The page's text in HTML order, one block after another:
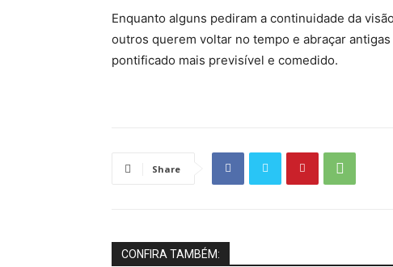
Enquanto alguns pediram a continuidade da
outros querem voltar no tempo e abraçar
pontificado mais previsível e comedido.
Share
CONFIRA TAMBÉM: